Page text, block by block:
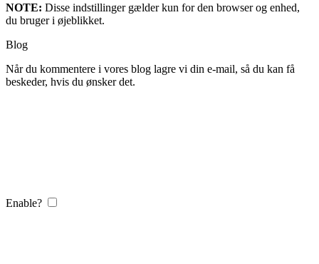
NOTE: Disse indstillinger gælder kun for den browser og enhed,
du bruger i øjeblikket.
Blog
Når du kommentere i vores blog lagre vi din e-mail, så du kan få
beskeder, hvis du ønsker det.
Enable?